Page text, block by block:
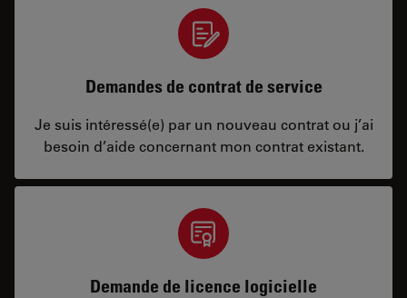
Demandes de contrat de service
Je suis intéressé(e) par un nouveau contrat ou j’ai
besoin d’aide concernant mon contrat existant.
Demande de licence logicielle